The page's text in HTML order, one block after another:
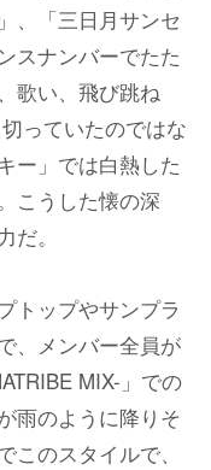
、「三日月サンセ
スナンバーでたた
歌い、飛び跳ね
っていたのではな
ー」では白熱した
こうした懐の深
。
トップやサンプラ
、メンバー全員が
MIX-」での
雨のように降りそ
のスタイルで、